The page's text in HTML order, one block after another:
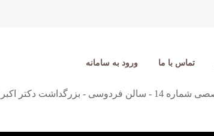
تماس با ما ورود به سامانه
اکبر اعتماد، پایه‌گذار برنامه‌ی هسته‌ای ایران